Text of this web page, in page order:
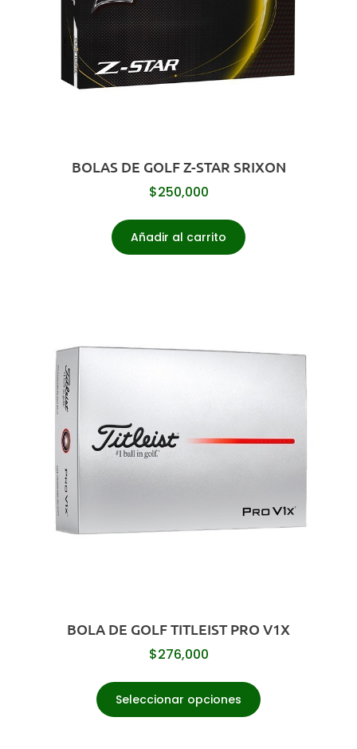
BOLAS DE GOLF Z-STAR SRIXON
$250,000
Añadir al carrito
BOLA DE GOLF TITLEIST PRO V1X
$276,000
Seleccionar opciones